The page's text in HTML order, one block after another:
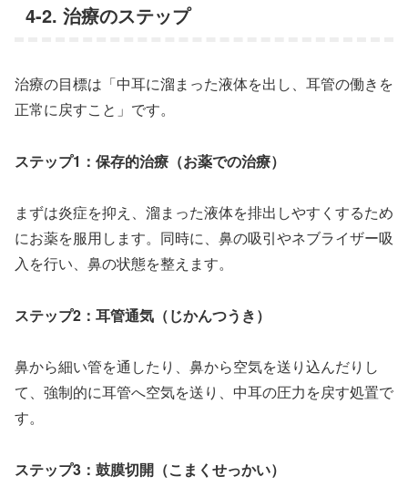
4-2. 治療のステップ
治療の目標は「中耳に溜まった液体を出し、耳管の働きを
正常に戻すこと」です。
ステップ1：保存的治療（お薬での治療）
まずは炎症を抑え、溜まった液体を排出しやすくするため
にお薬を服用します。同時に、鼻の吸引やネブライザー吸
入を行い、鼻の状態を整えます。
ステップ2：耳管通気（じかんつうき）
鼻から細い管を通したり、鼻から空気を送り込んだりし
て、強制的に耳管へ空気を送り、中耳の圧力を戻す処置で
す。
ステップ3：鼓膜切開（こまくせっかい）